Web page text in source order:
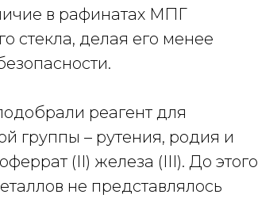
в рафинатах МПГ
стекла, делая его менее
реагент для
группы – рутения, родия и
(II) железа (III). До этого
не представлялось